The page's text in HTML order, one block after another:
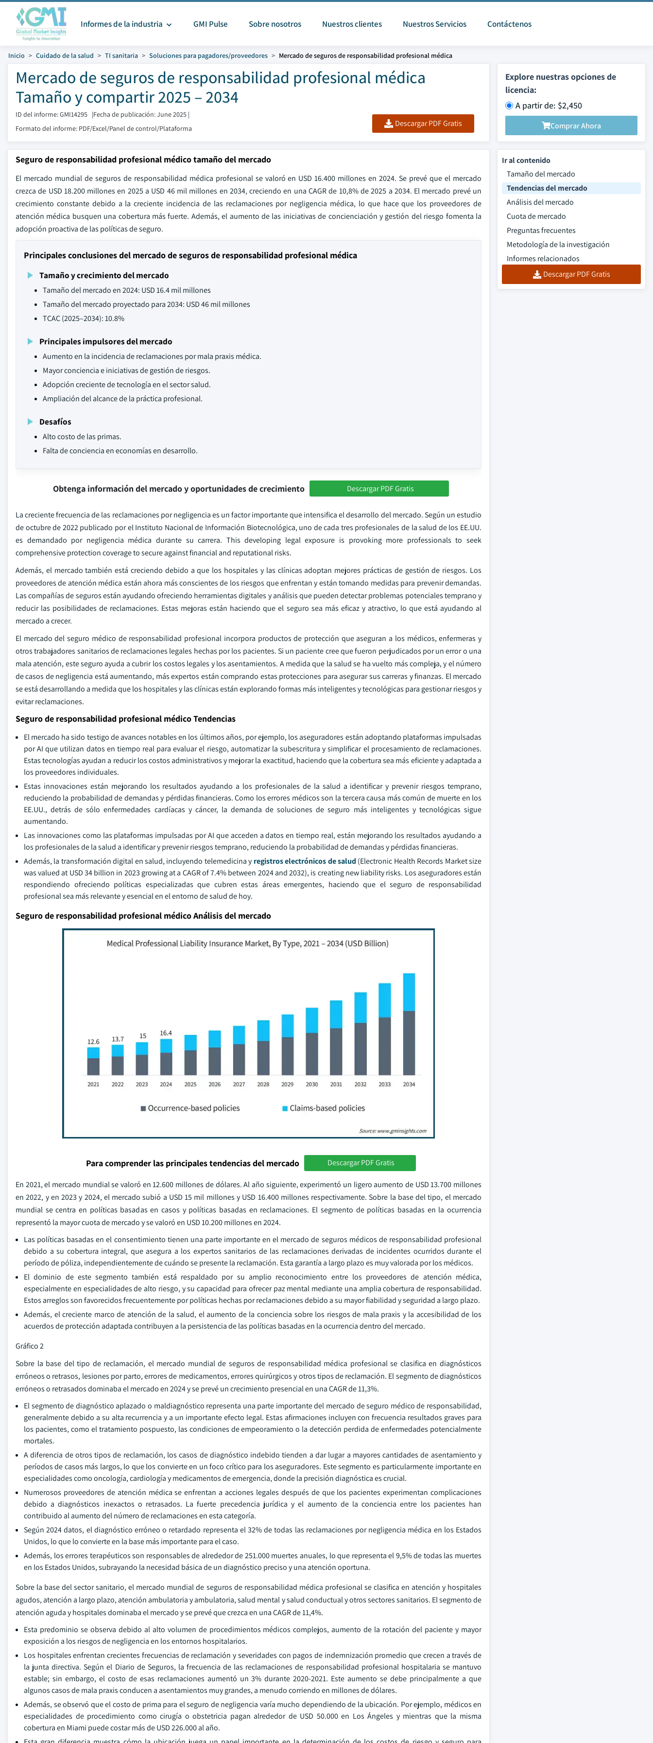
Informes de la industria GMI Pulse Sobre nosotros Nuestros clientes Nuestros Servicios Contáctenos
Inicio Cuidado de la salud TI sanitaria Soluciones para pagadores/proveedores Mercado de seguros de responsabilidad profesional médica
Mercado de seguros de responsabilidad profesional médica
Tamaño y compartir 2025 – 2034
ID del informe: GMI14295 |Fecha de publicación: June 2025 |
Formato del informe: PDF/Excel/Panel de control/Plataforma
Descargar PDF Gratis
Explore nuestras opciones de
licencia:
A partir de: $2,450
Comprar Ahora
Seguro de responsabilidad profesional médico tamaño del mercado
El mercado mundial de seguros de responsabilidad médica profesional se valoró en USD 16.400 millones en 2024. Se prevé que el mercado
crezca de USD 18.200 millones en 2025 a USD 46 mil millones en 2034, creciendo en una CAGR de 10,8% de 2025 a 2034. El mercado prevé un
crecimiento constante debido a la creciente incidencia de las reclamaciones por negligencia médica, lo que hace que los proveedores de
atención médica busquen una cobertura más fuerte. Además, el aumento de las iniciativas de concienciación y gestión del riesgo fomenta la
adopción proactiva de las políticas de seguro.
Principales conclusiones del mercado de seguros de responsabilidad profesional médica
Tamaño y crecimiento del mercado
Tamaño del mercado en 2024: USD 16.4 mil millones
Tamaño del mercado proyectado para 2034: USD 46 mil millones
TCAC (2025–2034): 10.8%
Principales impulsores del mercado
Aumento en la incidencia de reclamaciones por mala praxis médica.
Mayor conciencia e iniciativas de gestión de riesgos.
Adopción creciente de tecnología en el sector salud.
Ampliación del alcance de la práctica profesional.
Desafíos
Alto costo de las primas.
Falta de conciencia en economías en desarrollo.
Obtenga información del mercado y oportunidades de crecimiento Descargar PDF Gratis
La creciente frecuencia de las reclamaciones por negligencia es un factor importante que intensifica el desarrollo del mercado. Según un estudio
de octubre de 2022 publicado por el Instituto Nacional de Información Biotecnológica, uno de cada tres profesionales de la salud de los EE.UU.
es demandado por negligencia médica durante su carrera. This developing legal exposure is provoking more professionals to seek
comprehensive protection coverage to secure against financial and reputational risks.
Además, el mercado también está creciendo debido a que los hospitales y las clínicas adoptan mejores prácticas de gestión de riesgos. Los
proveedores de atención médica están ahora más conscientes de los riesgos que enfrentan y están tomando medidas para prevenir demandas.
Las compañías de seguros están ayudando ofreciendo herramientas digitales y análisis que pueden detectar problemas potenciales temprano y
reducir las posibilidades de reclamaciones. Estas mejoras están haciendo que el seguro sea más eficaz y atractivo, lo que está ayudando al
mercado a crecer.
El mercado del seguro médico de responsabilidad profesional incorpora productos de protección que aseguran a los médicos, enfermeras y
otros trabajadores sanitarios de reclamaciones legales hechas por los pacientes. Si un paciente cree que fueron perjudicados por un error o una
mala atención, este seguro ayuda a cubrir los costos legales y los asentamientos. A medida que la salud se ha vuelto más compleja, y el número
de casos de negligencia está aumentando, más expertos están comprando estas protecciones para asegurar sus carreras y finanzas. El mercado
se está desarrollando a medida que los hospitales y las clínicas están explorando formas más inteligentes y tecnológicas para gestionar riesgos y
evitar reclamaciones.
Seguro de responsabilidad profesional médico Tendencias
El mercado ha sido testigo de avances notables en los últimos años, por ejemplo, los aseguradores están adoptando plataformas impulsadas
por AI que utilizan datos en tiempo real para evaluar el riesgo, automatizar la subescritura y simplificar el procesamiento de reclamaciones.
Estas tecnologías ayudan a reducir los costos administrativos y mejorar la exactitud, haciendo que la cobertura sea más eficiente y adaptada a
los proveedores individuales.
Estas innovaciones están mejorando los resultados ayudando a los profesionales de la salud a identificar y prevenir riesgos temprano,
reduciendo la probabilidad de demandas y pérdidas financieras. Como los errores médicos son la tercera causa más común de muerte en los
EE.UU., detrás de sólo enfermedades cardíacas y cáncer, la demanda de soluciones de seguro más inteligentes y tecnológicas sigue
aumentando.
Las innovaciones como las plataformas impulsadas por AI que acceden a datos en tiempo real, están mejorando los resultados ayudando a
los profesionales de la salud a identificar y prevenir riesgos temprano, reduciendo la probabilidad de demandas y pérdidas financieras.
Además, la transformación digital en salud, incluyendo telemedicina y registros electrónicos de salud (Electronic Health Records Market size
was valued at USD 34 billion in 2023 growing at a CAGR of 7.4% between 2024 and 2032), is creating new liability risks. Los aseguradores están
respondiendo ofreciendo políticas especializadas que cubren estas áreas emergentes, haciendo que el seguro de responsabilidad
profesional sea más relevante y esencial en el entorno de salud de hoy.
Seguro de responsabilidad profesional médico Análisis del mercado
Para comprender las principales tendencias del mercado Descargar PDF Gratis
En 2021, el mercado mundial se valoró en 12.600 millones de dólares. Al año siguiente, experimentó un ligero aumento de USD 13.700 millones
en 2022, y en 2023 y 2024, el mercado subió a USD 15 mil millones y USD 16.400 millones respectivamente. Sobre la base del tipo, el mercado
mundial se centra en políticas basadas en casos y políticas basadas en reclamaciones. El segmento de políticas basadas en la ocurrencia
representó la mayor cuota de mercado y se valoró en USD 10.200 millones en 2024.
Las políticas basadas en el consentimiento tienen una parte importante en el mercado de seguros médicos de responsabilidad profesional
debido a su cobertura integral, que asegura a los expertos sanitarios de las reclamaciones derivadas de incidentes ocurridos durante el
período de póliza, independientemente de cuándo se presente la reclamación. Esta garantía a largo plazo es muy valorada por los médicos.
El dominio de este segmento también está respaldado por su amplio reconocimiento entre los proveedores de atención médica,
especialmente en especialidades de alto riesgo, y su capacidad para ofrecer paz mental mediante una amplia cobertura de responsabilidad.
Estos arreglos son favorecidos frecuentemente por políticas hechas por reclamaciones debido a su mayor fiabilidad y seguridad a largo plazo.
Además, el creciente marco de atención de la salud, el aumento de la conciencia sobre los riesgos de mala praxis y la accesibilidad de los
acuerdos de protección adaptada contribuyen a la persistencia de las políticas basadas en la ocurrencia dentro del mercado.
Gráfico 2
Sobre la base del tipo de reclamación, el mercado mundial de seguros de responsabilidad médica profesional se clasifica en diagnósticos
erróneos o retrasos, lesiones por parto, errores de medicamentos, errores quirúrgicos y otros tipos de reclamación. El segmento de diagnósticos
erróneos o retrasados dominaba el mercado en 2024 y se prevé un crecimiento presencial en una CAGR de 11,3%.
El segmento de diagnóstico aplazado o maldiagnóstico representa una parte importante del mercado de seguro médico de responsabilidad,
generalmente debido a su alta recurrencia y a un importante efecto legal. Estas afirmaciones incluyen con frecuencia resultados graves para
los pacientes, como el tratamiento pospuesto, las condiciones de empeoramiento o la detección perdida de enfermedades potencialmente
mortales.
A diferencia de otros tipos de reclamación, los casos de diagnóstico indebido tienden a dar lugar a mayores cantidades de asentamiento y
períodos de casos más largos, lo que los convierte en un foco crítico para los aseguradores. Este segmento es particularmente importante en
especialidades como oncología, cardiología y medicamentos de emergencia, donde la precisión diagnóstica es crucial.
Numerosos proveedores de atención médica se enfrentan a acciones legales después de que los pacientes experimentan complicaciones
debido a diagnósticos inexactos o retrasados. La fuerte precedencia jurídica y el aumento de la conciencia entre los pacientes han
contribuido al aumento del número de reclamaciones en esta categoría.
Según 2024 datos, el diagnóstico erróneo o retardado representa el 32% de todas las reclamaciones por negligencia médica en los Estados
Unidos, lo que lo convierte en la base más importante para el caso.
Además, los errores terapéuticos son responsables de alrededor de 251.000 muertes anuales, lo que representa el 9,5% de todas las muertes
en los Estados Unidos, subrayando la necesidad básica de un diagnóstico preciso y una atención oportuna.
Sobre la base del sector sanitario, el mercado mundial de seguros de responsabilidad médica profesional se clasifica en atención y hospitales
agudos, atención a largo plazo, atención ambulatoria y ambulatoria, salud mental y salud conductual y otros sectores sanitarios. El segmento de
atención aguda y hospitales dominaba el mercado y se prevé que crezca en una CAGR de 11,4%.
Esta predominio se observa debido al alto volumen de procedimientos médicos complejos, aumento de la rotación del paciente y mayor
exposición a los riesgos de negligencia en los entornos hospitalarios.
Los hospitales enfrentan crecientes frecuencias de reclamación y severidades con pagos de indemnización promedio que crecen a través de
la junta directiva. Según el Diario de Seguros, la frecuencia de las reclamaciones de responsabilidad profesional hospitalaria se mantuvo
estable; sin embargo, el costo de esas reclamaciones aumentó un 3% durante 2020-2021. Este aumento se debe principalmente a que
algunos casos de mala praxis conducen a asentamientos muy grandes, a menudo corriendo en millones de dólares.
Además, se observó que el costo de prima para el seguro de negligencia varía mucho dependiendo de la ubicación. Por ejemplo, médicos en
especialidades de procedimiento como cirugía o obstetricia pagan alrededor de USD 50.000 en Los Ángeles y mientras que la misma
cobertura en Miami puede costar más de USD 226.000 al año.
Ir al contenido
Tamaño del mercado
Tendencias del mercado
Análisis del mercado
Cuota de mercado
Preguntas frecuentes
Metodología de la investigación
Informes relacionados
Descargar PDF Gratis